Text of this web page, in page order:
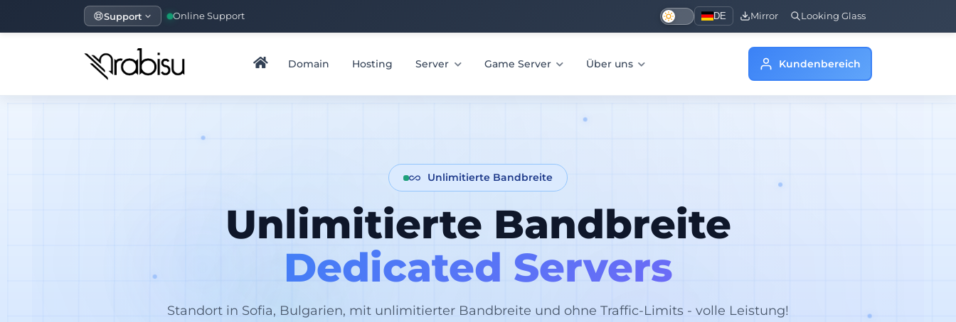
Support Online Support DE Mirror Looking Glass
Domain Hosting Server Game Server Über uns Kundenbereich
Unlimitierte Bandbreite
Unlimitierte Bandbreite
Dedicated Servers
Standort in Sofia, Bulgarien, mit unlimitierter Bandbreite und ohne Traffic-Limits - volle Leistung!